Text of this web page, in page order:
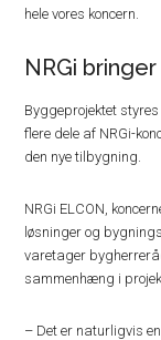
hele vores koncern.
NRGi
Byggeprojektet
flere dele af NRGi-
den nye tilbygning.
NRGi ELCON,
løsninger og
varetager
sammenhæng i
– Det er naturligvis